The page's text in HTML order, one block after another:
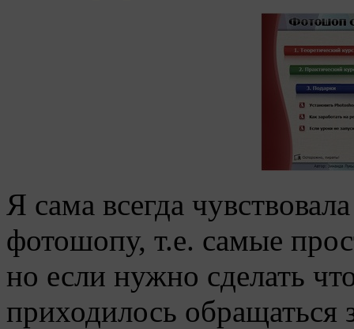
Я сама всегда
фотошопу, т.е. самые
но если нужно сделать
приходилось